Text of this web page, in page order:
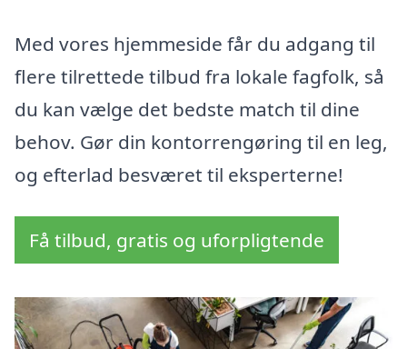
Med vores hjemmeside får du adgang til
flere tilrettede tilbud fra lokale fagfolk, så
du kan vælge det bedste match til dine
behov. Gør din kontorrengøring til en leg,
og efterlad besværet til eksperterne!
Få tilbud, gratis og uforpligtende